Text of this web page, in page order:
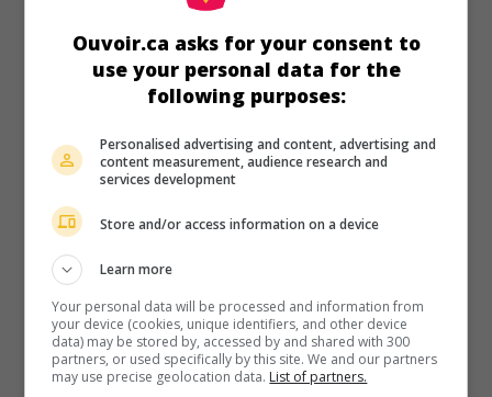
La Beauté des femmes
Can. 1994. Drame psychologiquede Robert Ménard
dessinatrice de mode de Montréal refuse de suivre son
mari et partenaire qui veut faire carrière à Paris.
Durée:
Ouvoir.ca asks for your consent to
use your personal data for the
following purposes:
Personalised advertising and content, advertising and
content measurement, audience research and
services development
Store and/or access information on a device
Learn more
Your personal data will be processed and information from
your device (cookies, unique identifiers, and other device
data) may be stored by, accessed by and shared with 300
partners, or used specifically by this site. We and our partners
may use precise geolocation data. List of partners.